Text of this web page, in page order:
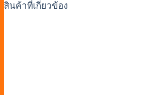
สินค้าที่เกี่ยวข้อง